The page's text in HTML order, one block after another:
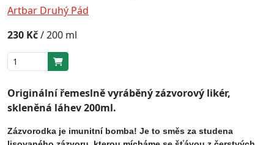
Artbar Druhý Pád
230 Kč/200 ml
Originální řemeslně vyráběný zázvorový likér,
skleněná láhev 200ml.
Zázvorodka je imunitní bomba! Je to směs za studena